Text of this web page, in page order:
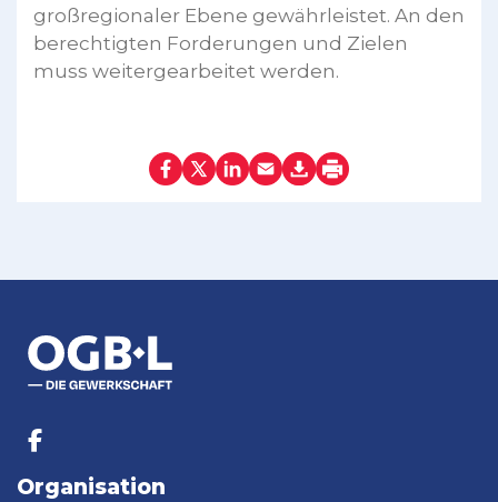
großregionaler Ebene gewährleistet. An den
berechtigten Forderungen und Zielen
muss weitergearbeitet werden.
Organisation